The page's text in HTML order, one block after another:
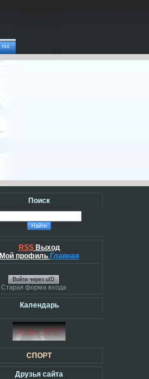
rss
Поиск
RSS Выход
Мой профиль Главная
Войти через uID
Старая форма входа
Календарь
СПОРТ
Друзья сайта